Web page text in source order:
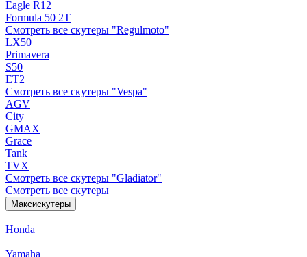
Eagle R12
Formula 50 2Т
Смотреть все скутеры "Regulmoto"
LX50
Primavera
S50
ET2
Смотреть все скутеры "Vespa"
AGV
City
GMAX
Grace
Tank
TVX
Смотреть все скутеры "Gladiator"
Смотреть все скутеры
Максискутеры
Honda
Yamaha